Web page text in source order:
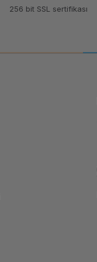
256 bit SSL sertifikası